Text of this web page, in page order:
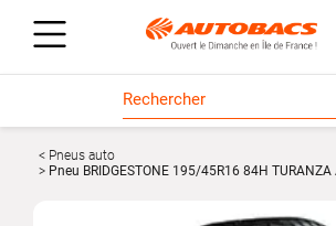
Pneus auto
Pneu BRIDGESTONE 195/45R16 84H TURANZA